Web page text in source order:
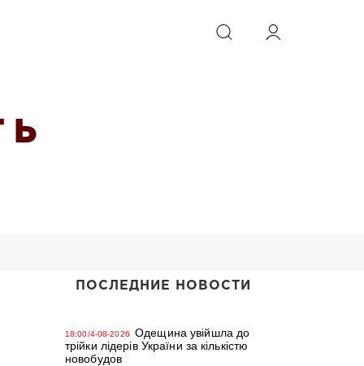
ИСКАТЬ
Ь
ПОСЛЕДНИЕ НОВОСТИ
18:00/4-08-2026
Одещина увійшла до
трійки лідерів України за кількістю
новобудов